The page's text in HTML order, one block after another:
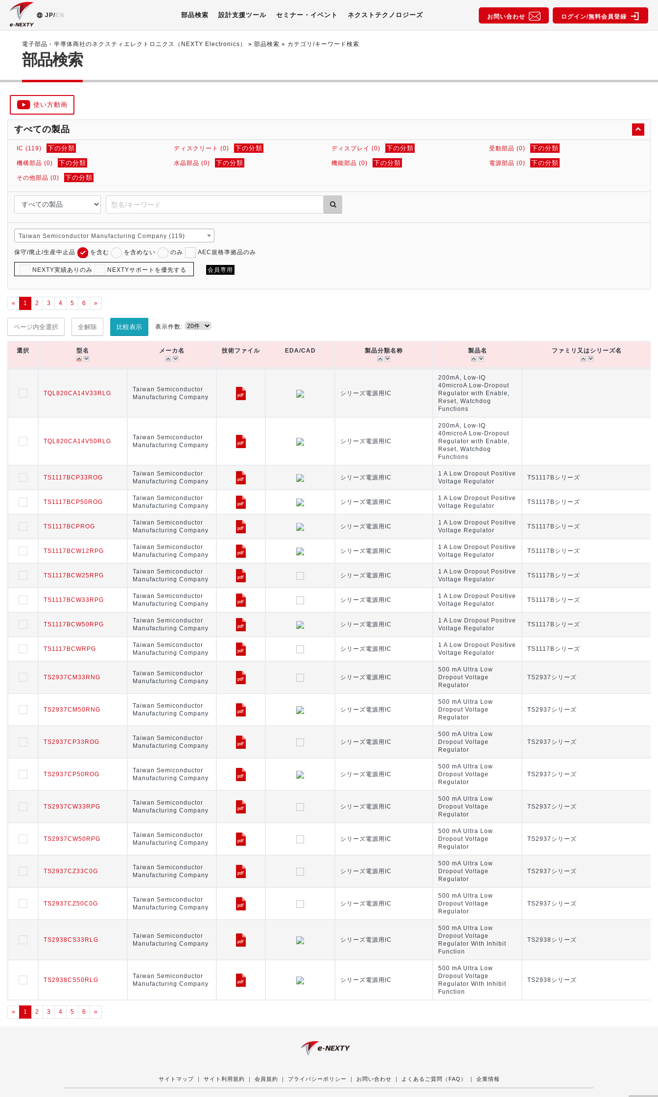
JP/ EN 部品検索 設計支援ツール セミナー・イベント ネクストテクノロジーズ お問い合わせ ログイン/無料会員登録
電子部品・半導体商社のネクスティエレクトロニクス（NEXTY Electronics） » 部品検索 » カテゴリ/キーワード検索
部品検索
使い方動画
すべての製品
IC (119) 下の分類 ディスクリート (0) 下の分類 ディスプレイ (0) 下の分類 受動部品 (0) 下の分類
機構部品 (0) 下の分類 水晶部品 (0) 下の分類 機能部品 (0) 下の分類 電源部品 (0) 下の分類
その他部品 (0) 下の分類
Taiwan Semiconductor Manufacturing Company (119)
保守/廃止/生産中止品 を含む を含めない のみ AEC規格準拠品のみ
NEXTY実績ありのみ NEXTYサポートを優先する 会員専用
« 1 2 3 4 5 6 »
ページ内全選択 全解除 比較表示 表示件数:
選択 型名 メーカ名 技術ファイル EDA/CAD 製品分類名称 製品名 ファミリ又はシリーズ名
TQL820CA14V33RLG
Taiwan Semiconductor
Manufacturing Company
シリーズ電源用IC
200mA, Low-IQ
40microA Low-Dropout
Regulator with Enable,
Reset, Watchdog
Functions
TQL820CA14V50RLG
Taiwan Semiconductor
Manufacturing Company
シリーズ電源用IC
200mA, Low-IQ
40microA Low-Dropout
Regulator with Enable,
Reset, Watchdog
Functions
TS1117BCP33ROG
Taiwan Semiconductor
Manufacturing Company
シリーズ電源用IC
1 A Low Dropout Positive
Voltage Regulator
TS1117Bシリーズ
TS1117BCP50ROG
Taiwan Semiconductor
Manufacturing Company
シリーズ電源用IC
1 A Low Dropout Positive
Voltage Regulator
TS1117Bシリーズ
TS1117BCPROG
Taiwan Semiconductor
Manufacturing Company
シリーズ電源用IC
1 A Low Dropout Positive
Voltage Regulator
TS1117Bシリーズ
TS1117BCW12RPG
Taiwan Semiconductor
Manufacturing Company
シリーズ電源用IC
1 A Low Dropout Positive
Voltage Regulator
TS1117Bシリーズ
TS1117BCW25RPG
Taiwan Semiconductor
Manufacturing Company
シリーズ電源用IC
1 A Low Dropout Positive
Voltage Regulator
TS1117Bシリーズ
TS1117BCW33RPG
Taiwan Semiconductor
Manufacturing Company
シリーズ電源用IC
1 A Low Dropout Positive
Voltage Regulator
TS1117Bシリーズ
TS1117BCW50RPG
Taiwan Semiconductor
Manufacturing Company
シリーズ電源用IC
1 A Low Dropout Positive
Voltage Regulator
TS1117Bシリーズ
TS1117BCWRPG
Taiwan Semiconductor
Manufacturing Company
シリーズ電源用IC
1 A Low Dropout Positive
Voltage Regulator
TS1117Bシリーズ
TS2937CM33RNG
Taiwan Semiconductor
Manufacturing Company
シリーズ電源用IC
500 mA Ultra Low
Dropout Voltage
Regulator
TS2937シリーズ
TS2937CM50RNG
Taiwan Semiconductor
Manufacturing Company
シリーズ電源用IC
500 mA Ultra Low
Dropout Voltage
Regulator
TS2937シリーズ
TS2937CP33ROG
Taiwan Semiconductor
Manufacturing Company
シリーズ電源用IC
500 mA Ultra Low
Dropout Voltage
Regulator
TS2937シリーズ
TS2937CP50ROG
Taiwan Semiconductor
Manufacturing Company
シリーズ電源用IC
500 mA Ultra Low
Dropout Voltage
Regulator
TS2937シリーズ
TS2937CW33RPG
Taiwan Semiconductor
Manufacturing Company
シリーズ電源用IC
500 mA Ultra Low
Dropout Voltage
Regulator
TS2937シリーズ
TS2937CW50RPG
Taiwan Semiconductor
Manufacturing Company
シリーズ電源用IC
500 mA Ultra Low
Dropout Voltage
Regulator
TS2937シリーズ
TS2937CZ33C0G
Taiwan Semiconductor
Manufacturing Company
シリーズ電源用IC
500 mA Ultra Low
Dropout Voltage
Regulator
TS2937シリーズ
TS2937CZ50C0G
Taiwan Semiconductor
Manufacturing Company
シリーズ電源用IC
500 mA Ultra Low
Dropout Voltage
Regulator
TS2937シリーズ
TS2938CS33RLG
Taiwan Semiconductor
Manufacturing Company
シリーズ電源用IC
500 mA Ultra Low
Dropout Voltage
Regulator With Inhibit
Function
TS2938シリーズ
TS2938CS50RLG
Taiwan Semiconductor
Manufacturing Company
シリーズ電源用IC
500 mA Ultra Low
Dropout Voltage
Regulator With Inhibit
Function
TS2938シリーズ
選択 型名 メーカ名
TQL820CA14V33RLG
Taiwan Semiconductor
Manufacturing Company
TQL820CA14V50RLG
Taiwan Semiconductor
Manufacturing Company
TS1117BCP33ROG
Taiwan Semiconductor
Manufacturing Company
TS1117BCP50ROG
Taiwan Semiconductor
Manufacturing Company
TS1117BCPROG
Taiwan Semiconductor
Manufacturing Company
TS1117BCW12RPG
Taiwan Semiconductor
Manufacturing Company
TS1117BCW25RPG
Taiwan Semiconductor
Manufacturing Company
TS1117BCW33RPG
Taiwan Semiconductor
Manufacturing Company
TS1117BCW50RPG
Taiwan Semiconductor
Manufacturing Company
TS1117BCWRPG
Taiwan Semiconductor
Manufacturing Company
TS2937CM33RNG
Taiwan Semiconductor
Manufacturing Company
TS2937CM50RNG
Taiwan Semiconductor
Manufacturing Company
TS2937CP33ROG
Taiwan Semiconductor
Manufacturing Company
TS2937CP50ROG
Taiwan Semiconductor
Manufacturing Company
TS2937CW33RPG
Taiwan Semiconductor
Manufacturing Company
TS2937CW50RPG
Taiwan Semiconductor
Manufacturing Company
TS2937CZ33C0G
Taiwan Semiconductor
Manufacturing Company
TS2937CZ50C0G
Taiwan Semiconductor
Manufacturing Company
TS2938CS33RLG
Taiwan Semiconductor
Manufacturing Company
TS2938CS50RLG
Taiwan Semiconductor
Manufacturing Company
« 1 2 3 4 5 6 »
サイトマップ｜ サイト利用規約 ｜ 会員規約 ｜ プライバシーポリシー ｜ お問い合わせ ｜ よくあるご質問（FAQ） ｜ 企業情報